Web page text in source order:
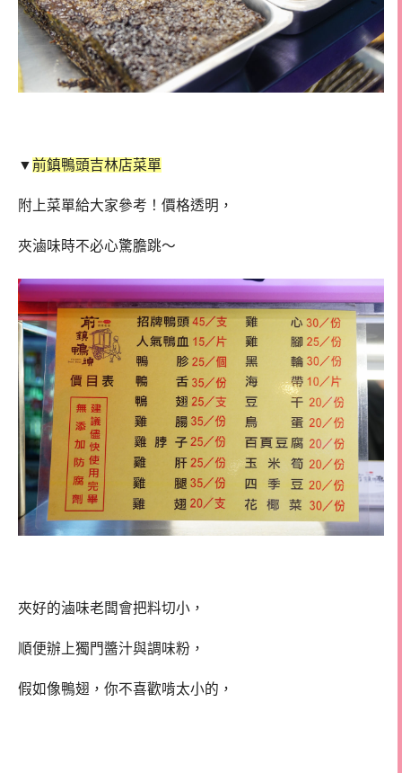
▼前鎮鴨頭吉林店菜單
附上菜單給大家參考！價格透明，
夾滷味時不必心驚膽跳～
夾好的滷味老闆會把料切小，
順便辦上獨門醬汁與調味粉，
假如像鴨翅，你不喜歡啃太小的，